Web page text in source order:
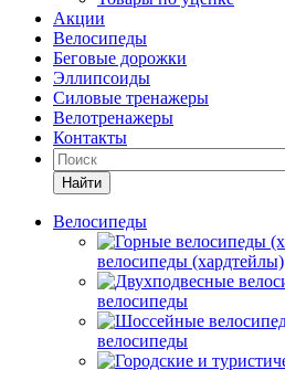
Акции
Велосипеды
Беговые дорожки
Эллипсоиды
Силовые тренажеры
Велотренажеры
Контакты
Найти
Велосипеды
велосипеды (хардтейлы)
велосипеды
велосипеды